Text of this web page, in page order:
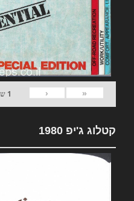
«
‹
1
קטלוג ג'יפ 1980